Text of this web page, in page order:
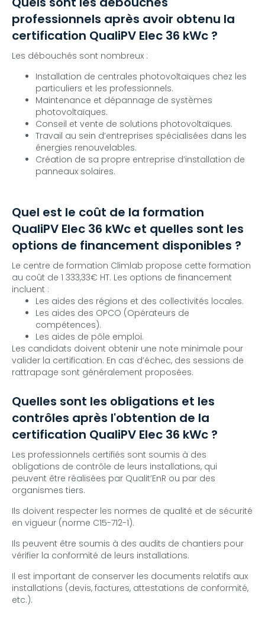
professionnels après avoir obtenu la
certification QualiPV Elec 36 kWc ?
Les débouchés sont nombreux :
Installation de centrales photovoltaïques chez les
particuliers et les professionnels.
Maintenance et dépannage de systèmes
photovoltaïques.
Conseil et vente de solutions photovoltaïques.
Travail au sein d’entreprises spécialisées dans les
énergies renouvelables.
Création de sa propre entreprise d’installation de
panneaux solaires.
Quel est le coût de la formation
QualiPV Elec 36 kWc et quelles sont les
options de financement disponibles ?
Le centre de formation Climlab propose cette formation
au coût de 1 333,33€ HT. Les options de financement
incluent :
Les aides des régions et des collectivités locales.
Les aides des OPCO (Opérateurs de
compétences).
Les aides de pôle emploi.
Les candidats doivent obtenir une note minimale pour
valider la certification. En cas d’échec, des sessions de
rattrapage sont généralement proposées.
Quelles sont les obligations et les
contrôles après l'obtention de la
certification QualiPV Elec 36 kWc ?
Les professionnels certifiés sont soumis à des
obligations de contrôle de leurs installations, qui
peuvent être réalisées par Qualit’EnR ou par des
organismes tiers.
Ils doivent respecter les normes de qualité et de sécurité
en vigueur (norme C15-712-1).
Ils peuvent être soumis à des audits de chantiers pour
vérifier la conformité de leurs installations.
Il est important de conserver les documents relatifs aux
installations (devis, factures, attestations de conformité,
etc.).